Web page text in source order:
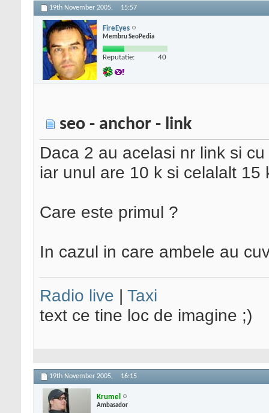
19th November 2005, 15:57
FireEyes
Membru SeoPedia
Reputatie: 40
seo - anchor - link
Daca 2 au acelasi nr link si
iar unul are 10 k si celalalt 15
Care este primul ?
In cazul in care ambele au
Radio live | Taxi
text ce tine loc de imagine ;)
19th November 2005, 16:15
Krumel
Ambasador